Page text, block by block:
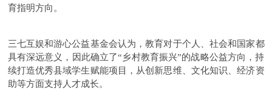
育指明方向。
三七互娱和游心公益基金会认为，教育对于个人、社会和国家都
具有深远意义，因此确立了“乡村教育振兴”的战略公益方向，持
续打造优秀县域学生赋能项目，从创新思维、文化知识、经济资
助等方面支持人才成长。